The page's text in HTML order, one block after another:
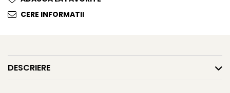
CERE INFORMATII
DESCRIERE